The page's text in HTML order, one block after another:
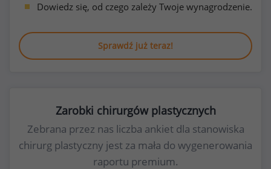
Dowiedz się, od czego zależy Twoje wynagrodzenie.
Sprawdź już teraz!
Zarobki chirurgów plastycznych
Zebrana przez nas liczba ankiet dla stanowiska
chirurg plastyczny jest za mała do wygenerowania
raportu premium.